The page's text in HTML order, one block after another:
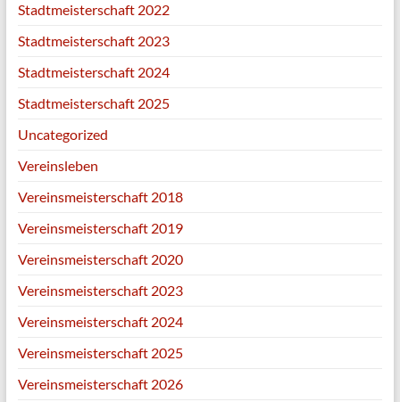
Stadtmeisterschaft 2022
Stadtmeisterschaft 2023
Stadtmeisterschaft 2024
Stadtmeisterschaft 2025
Uncategorized
Vereinsleben
Vereinsmeisterschaft 2018
Vereinsmeisterschaft 2019
Vereinsmeisterschaft 2020
Vereinsmeisterschaft 2023
Vereinsmeisterschaft 2024
Vereinsmeisterschaft 2025
Vereinsmeisterschaft 2026